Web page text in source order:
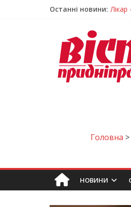
Останні новини:
Головна >
НОВИНИ